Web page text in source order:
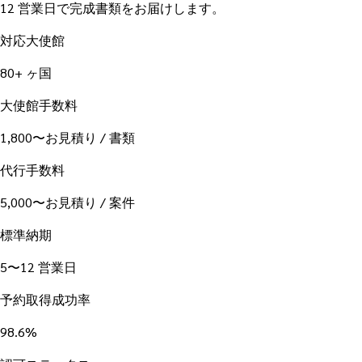
12 営業日で完成書類をお届けします。
対応大使館
80+ ヶ国
大使館手数料
1,800〜お見積り / 書類
代行手数料
5,000〜お見積り / 案件
標準納期
5〜12 営業日
予約取得成功率
98.6%